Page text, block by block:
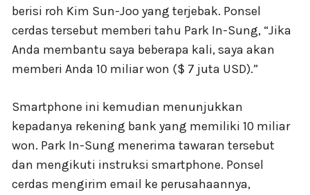
berisi roh Kim Sun-Joo yang terjebak. Ponsel
cerdas tersebut memberi tahu Park In-Sung, “Jika
Anda membantu saya beberapa kali, saya akan
memberi Anda 10 miliar won ($ 7 juta USD).”
Smartphone ini kemudian menunjukkan
kepadanya rekening bank yang memiliki 10 miliar
won. Park In-Sung menerima tawaran tersebut
dan mengikuti instruksi smartphone. Ponsel
cerdas mengirim email ke perusahaannya,